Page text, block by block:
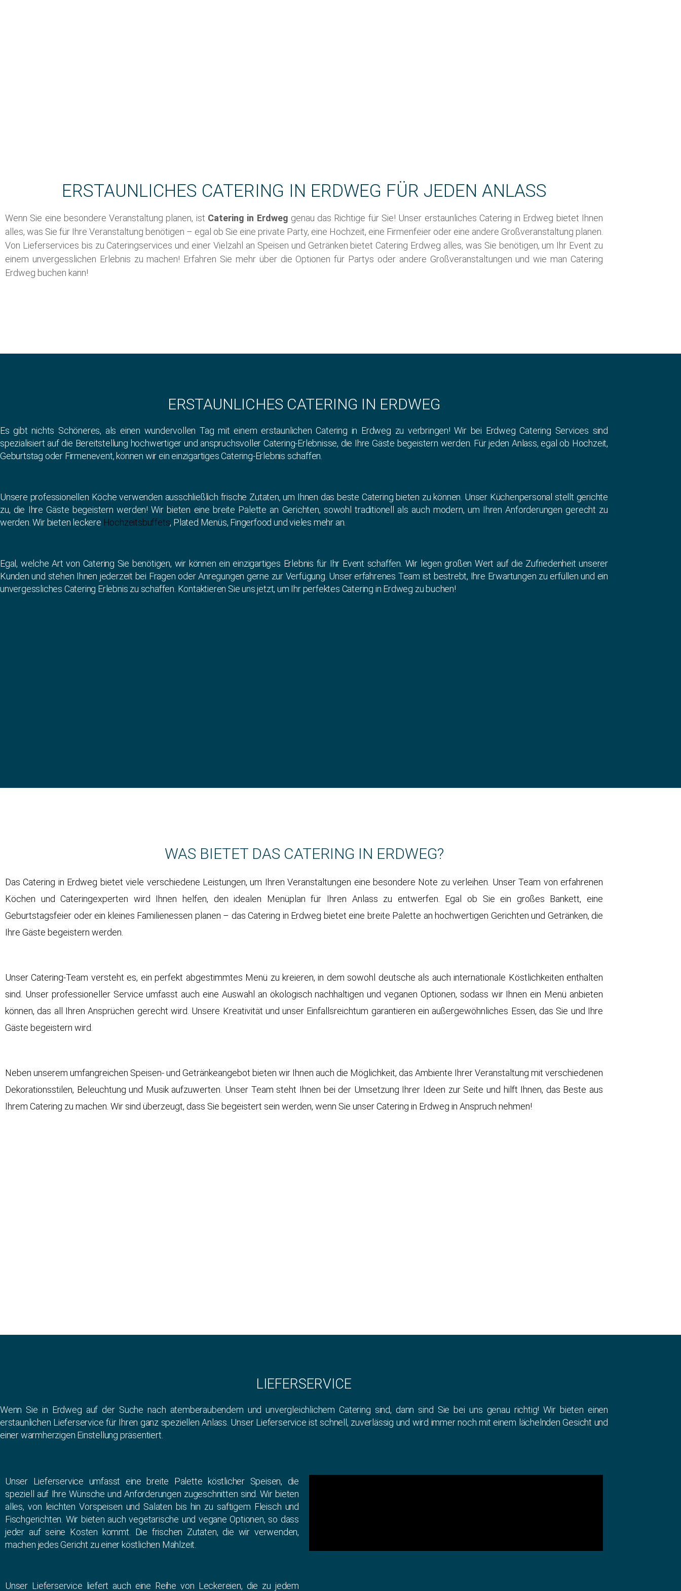
ERSTAUNLICHES CATERING IN ERDWEG FÜR JEDEN ANLASS
Wenn Sie eine besondere Veranstaltung planen, ist Catering in Erdweg genau das Richtige für Sie! Unser erstaunliches Catering in Erdweg bietet Ihnen
alles, was Sie für Ihre Veranstaltung benötigen – egal ob Sie eine private Party, eine Hochzeit, eine Firmenfeier oder eine andere Großveranstaltung planen.
Von Lieferservices bis zu Cateringservices und einer Vielzahl an Speisen und Getränken bietet Catering Erdweg alles, was Sie benötigen, um Ihr Event zu
einem unvergesslichen Erlebnis zu machen! Erfahren Sie mehr über die Optionen für Partys oder andere Großveranstaltungen und wie man Catering
Erdweg buchen kann!
ERSTAUNLICHES CATERING IN ERDWEG
Es gibt nichts Schöneres, als einen wundervollen Tag mit einem erstaunlichen Catering in Erdweg zu verbringen! Wir bei Erdweg Catering Services sind
spezialisiert auf die Bereitstellung hochwertiger und anspruchsvoller Catering-Erlebnisse, die Ihre Gäste begeistern werden. Für jeden Anlass, egal ob Hochzeit,
Geburtstag oder Firmenevent, können wir ein einzigartiges Catering-Erlebnis schaffen.
Unsere professionellen Köche verwenden ausschließlich frische Zutaten, um Ihnen das beste Catering bieten zu können. Unser Küchenpersonal stellt gerichte
zu, die Ihre Gäste begeistern werden! Wir bieten eine breite Palette an Gerichten, sowohl traditionell als auch modern, um Ihren Anforderungen gerecht zu
werden. Wir bieten leckere Hochzeitsbuffets, Plated Menüs, Fingerfood und vieles mehr an.
Egal, welche Art von Catering Sie benötigen, wir können ein einzigartiges Erlebnis für Ihr Event schaffen. Wir legen großen Wert auf die Zufriedenheit unserer
Kunden und stehen Ihnen jederzeit bei Fragen oder Anregungen gerne zur Verfügung. Unser erfahrenes Team ist bestrebt, Ihre Erwartungen zu erfüllen und ein
unvergessliches Catering Erlebnis zu schaffen. Kontaktieren Sie uns jetzt, um Ihr perfektes Catering in Erdweg zu buchen!
WAS BIETET DAS CATERING IN ERDWEG?
Das Catering in Erdweg bietet viele verschiedene Leistungen, um Ihren Veranstaltungen eine besondere Note zu verleihen. Unser Team von erfahrenen
Köchen und Cateringexperten wird Ihnen helfen, den idealen Menüplan für Ihren Anlass zu entwerfen. Egal ob Sie ein großes Bankett, eine
Geburtstagsfeier oder ein kleines Familienessen planen – das Catering in Erdweg bietet eine breite Palette an hochwertigen Gerichten und Getränken, die
Ihre Gäste begeistern werden.
Unser Catering-Team versteht es, ein perfekt abgestimmtes Menü zu kreieren, in dem sowohl deutsche als auch internationale Köstlichkeiten enthalten
sind. Unser professioneller Service umfasst auch eine Auswahl an ökologisch nachhaltigen und veganen Optionen, sodass wir Ihnen ein Menü anbieten
können, das all Ihren Ansprüchen gerecht wird. Unsere Kreativität und unser Einfallsreichtum garantieren ein außergewöhnliches Essen, das Sie und Ihre
Gäste begeistern wird.
Neben unserem umfangreichen Speisen- und Getränkeangebot bieten wir Ihnen auch die Möglichkeit, das Ambiente Ihrer Veranstaltung mit verschiedenen
Dekorationsstilen, Beleuchtung und Musik aufzuwerten. Unser Team steht Ihnen bei der Umsetzung Ihrer Ideen zur Seite und hilft Ihnen, das Beste aus
Ihrem Catering zu machen. Wir sind überzeugt, dass Sie begeistert sein werden, wenn Sie unser Catering in Erdweg in Anspruch nehmen!
LIEFERSERVICE
Wenn Sie in Erdweg auf der Suche nach atemberaubendem und unvergleichlichem Catering sind, dann sind Sie bei uns genau richtig! Wir bieten einen
erstaunlichen Lieferservice für Ihren ganz speziellen Anlass. Unser Lieferservice ist schnell, zuverlässig und wird immer noch mit einem lächelnden Gesicht und
einer warmherzigen Einstellung präsentiert.
Unser Lieferservice umfasst eine breite Palette köstlicher Speisen, die
speziell auf Ihre Wünsche und Anforderungen zugeschnitten sind. Wir bieten
alles, von leichten Vorspeisen und Salaten bis hin zu saftigem Fleisch und
Fischgerichten. Wir bieten auch vegetarische und vegane Optionen, so dass
jeder auf seine Kosten kommt. Die frischen Zutaten, die wir verwenden,
machen jedes Gericht zu einer köstlichen Mahlzeit.
Unser Lieferservice liefert auch eine Reihe von Leckereien, die zu jedem